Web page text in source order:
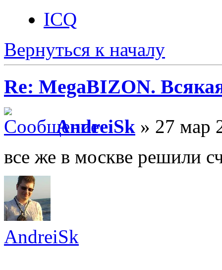
ICQ
Вернуться к началу
Re: MegaBIZON.
AndreiSk » 27 мар
все же в москве решили
AndreiSk